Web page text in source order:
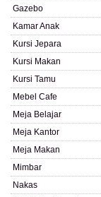
Gazebo
Kamar Anak
Kursi Jepara
Kursi Makan
Kursi Tamu
Mebel Cafe
Meja Belajar
Meja Kantor
Meja Makan
Mimbar
Nakas